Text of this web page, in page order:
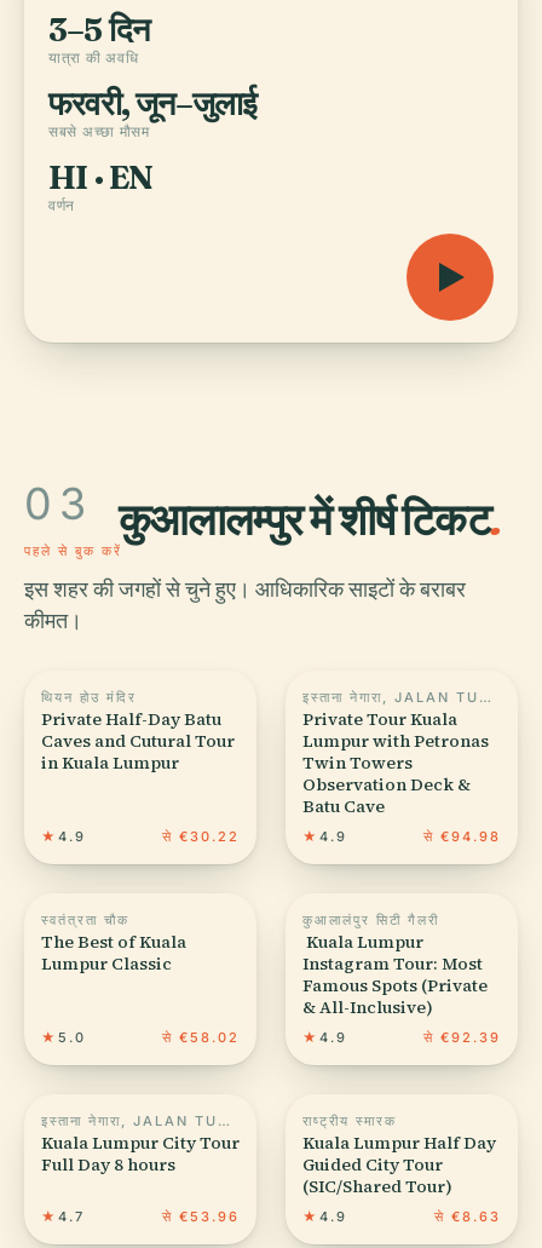
3–5 दिन
यात्रा की अवधि
फरवरी, जून–जुलाई
सबसे अच्छा मौसम
HI · EN
वर्णन
03 कुआलालम्पुर में शीर्ष टिकट.
पहले से बुक करें
इस शहर की जगहों से चुने हुए। आधिकारिक साइटों के बराबर
कीमत।
थियन होउ मंदिर
Private Half-Day Batu
Caves and Cutural Tour
in Kuala Lumpur
★ 4.9 से €30.22
इस्ताना नेगारा, JALAN TUANKU ABDUL HALIM
Private Tour Kuala
Lumpur with Petronas
Twin Towers
Observation Deck &
Batu Cave
★ 4.9 से €94.98
स्वतंत्रता चौक
The Best of Kuala
Lumpur Classic
★ 5.0 से €58.02
कुआलालंपुर सिटी गैलरी
️ Kuala Lumpur
Instagram Tour: Most
Famous Spots (Private
& All-Inclusive)
★ 4.9 से €92.39
इस्ताना नेगारा, JALAN TUANKU ABDUL HALIM
Kuala Lumpur City Tour
Full Day 8 hours
★ 4.7 से €53.96
राष्ट्रीय स्मारक
Kuala Lumpur Half Day
Guided City Tour
(SIC/Shared Tour)
★ 4.9 से €8.63